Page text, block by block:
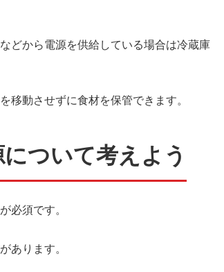
どから電源を供給している場合は冷蔵庫
移動させずに食材を保管できます。
ついて考えよう
必須です。
あります。